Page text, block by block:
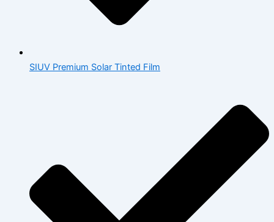
SIUV Premium Solar Tinted Film